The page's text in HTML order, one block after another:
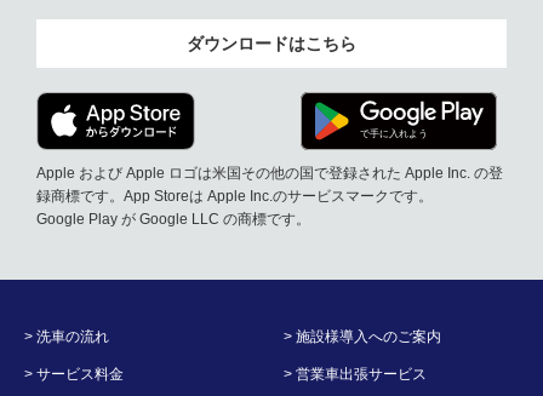
ダウンロードはこちら
Apple および Apple ロゴは米国その他の国で登録された Apple Inc. の登
録商標です。App Storeは Apple Inc.のサービスマークです。
Google Play が Google LLC の商標です。
> 洗車の流れ
> サービス料金
> 施設様導入へのご案内
> 営業車出張サービス